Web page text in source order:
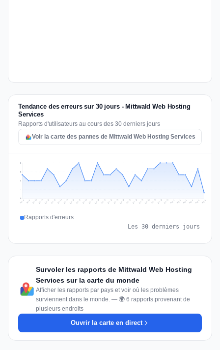
Tendance des erreurs sur 30 jours - Mittwald Web Hosting
Services
Rapports d'utilisateurs au cours des 30 derniers jours
Voir la carte des pannes de Mittwald Web Hosting Services
2
3
5
6
Jul 8 Jul 9 Jul 10 Jul 11 Jul 12 Jul 13 Jul 14 Jul 15 Jul 16 Jul 17 Jul 18 Jul 19 Jul 20 Jul 21 Jul 22 Jul 23 Jul 24 Jul 25 Jul 26 Jul 27 Jul 28 Jul 29 Jul 30 Jul 31 Aug 1 Aug 2 Aug 3 Aug 4 Aug 5 Aug 6
Rapports d'erreurs
Les 30 derniers jours
Survoler les rapports de Mittwald Web Hosting
Services sur la carte du monde
Afficher les rapports par pays et voir où les problèmes
surviennent dans le monde. — 🌍 6 rapports provenant de
plusieurs endroits
Ouvrir la carte en direct